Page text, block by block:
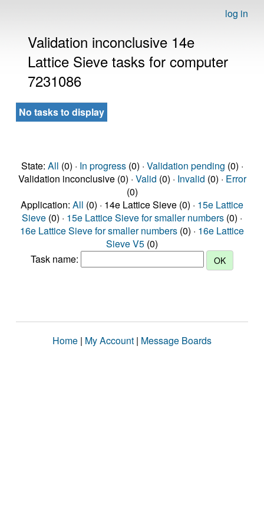
log in
Validation inconclusive 14e
Lattice Sieve tasks for computer
7231086
No tasks to display
State: All (0) · In progress(0) · Validation pending (0) ·
Validation inconclusive (0) · Valid (0) · Invalid (0) · Error
(0)
Application: All (0) · 14e Lattice Sieve (0) · 15e Lattice
Sieve (0) · 15e Lattice Sieve for smaller numbers (0) ·
16e Lattice Sieve for smaller numbers (0) · 16e Lattice
Sieve V5 (0)
Task name:
Home | My Account | Message Boards